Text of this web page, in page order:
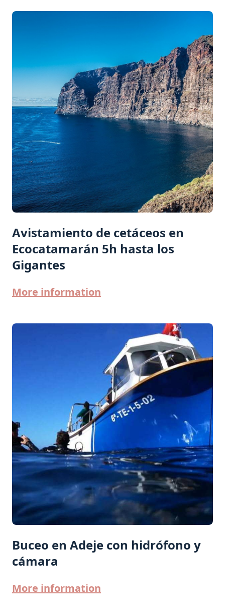
Avistamiento de cetáceos en
Ecocatamarán 5h hasta los
Gigantes
More information
Buceo en Adeje con hidrófono y
cámara
More information